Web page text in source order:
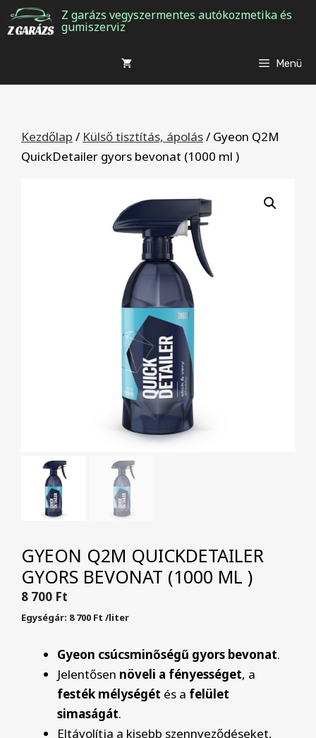
Kilépés
Z garázs vegyszermentes autókozmetika és
gumiszerviz
Menü
Kezdőlap / Külső tisztítás, ápolás/ Gyeon Q2M
QuickDetailer gyors bevonat (1000 ml )
GYEON Q2M QUICKDETAILER
GYORS BEVONAT (1000 ML )
8 700 Ft
Egységár: 8 700 Ft /liter
Gyeon csúcsminőségű gyors bevonat.
Jelentősen növeli a fényességet, a
festék mélységét és a felület
simaságát.
Eltávolítja a kisebb szennyeződéseket,